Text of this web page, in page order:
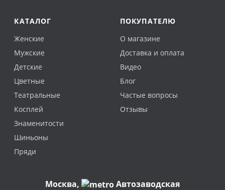
КАТАЛОГ
Женские
Мужские
Детские
Цветные
Театральные
Косплей
Знаменитости
Шиньоны
Пряди
ПОКУПАТЕЛЮ
О магазине
Доставка и оплата
Видео
Блог
Частые вопросы
Отзывы
Москва, Автозаводская